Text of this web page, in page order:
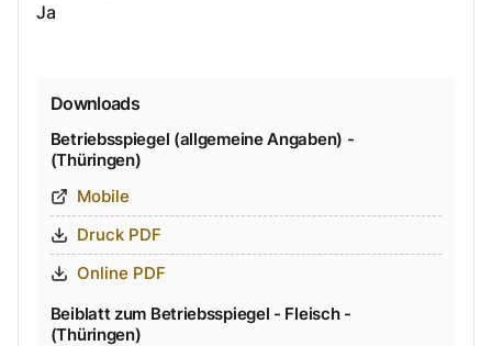
Ja
Downloads
Betriebsspiegel (allgemeine Angaben) -
(Thüringen)
Mobile
Druck PDF
Online PDF
Beiblatt zum Betriebsspiegel - Fleisch -
(Thüringen)